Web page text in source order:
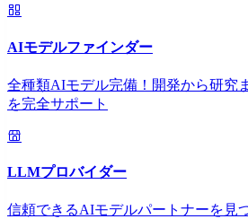
AIモデルファインダー
全種類AIモデル完備！開発から研究
を完全サポート
LLMプロバイダー
信頼できるAIモデルパートナーを見